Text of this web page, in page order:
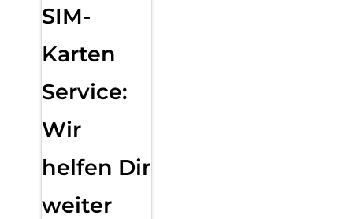
SIM-
Karten
Service:
Wir
helfen Dir
weiter